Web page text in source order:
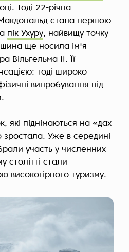
Тоді 22-річна
стала першою
пік Ухуру, найвищу точку
ще носила ім'я
Вільгельма II. Її
тоді широко
випробування під
які піднімаються на «дах
Уже в середині
участь у численних
столітті стали
високогірного туризму.